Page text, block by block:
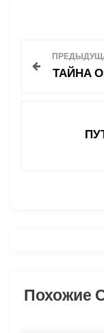
я
ТАЙНА
Похожие